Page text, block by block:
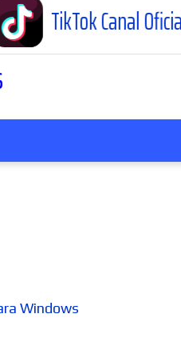
Oficial
Windows